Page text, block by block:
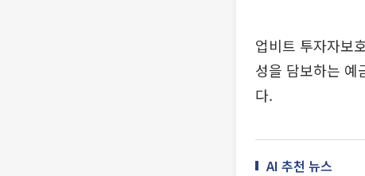
업비트 투자자보
성을 담보하는
다.
AI 추천 뉴스